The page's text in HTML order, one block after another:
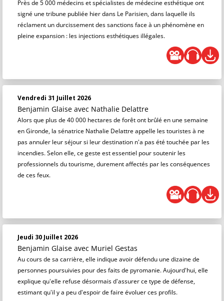
Près de 5 000 médecins et spécialistes de médecine esthétique ont
signé une tribune publiée hier dans Le Parisien, dans laquelle ils
réclament un durcissement des sanctions face à un phénomène en
pleine expansion : les injections esthétiques illégales.
Vendredi 31 Juillet 2026
Benjamin Glaise avec Nathalie Delattre
Alors que plus de 40 000 hectares de forêt ont brûlé en une semaine
en Gironde, la sénatrice Nathalie Delattre appelle les touristes à ne
pas annuler leur séjour si leur destination n'a pas été touchée par les
incendies. Selon elle, ce geste est essentiel pour soutenir les
professionnels du tourisme, durement affectés par les conséquences
de ces feux.
Jeudi 30 Juillet 2026
Benjamin Glaise avec Muriel Gestas
Au cours de sa carrière, elle indique avoir défendu une dizaine de
personnes poursuivies pour des faits de pyromanie. Aujourd'hui, elle
explique qu'elle refuse désormais d'assurer ce type de défense,
estimant qu'il y a peu d'espoir de faire évoluer ces profils.